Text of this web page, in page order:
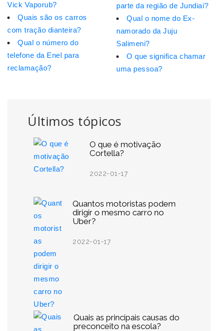
Últimos tópicos
O que é motivação
Cortella?
2022-01-17
Quantos motoristas podem
dirigir o mesmo carro no
Uber?
2022-01-17
Quais as principais causas do
preconceito na escola?
Vick Vaporub?
Quais são os carros
com tração dianteira?
Qual o número do
telefone da Enel para
reclamação?
parte da região de Jundiaí?
Qual o nome do Ex-
namorado da Juju
Salimeni?
O que significa chamar
uma pessoa?